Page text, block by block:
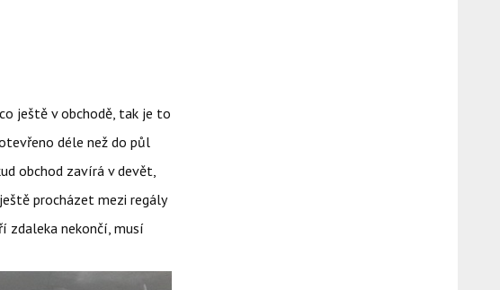
ještě v obchodě, tak je to
déle než do půl
obchod zavírá v devět,
procházet mezi regály
zdaleka nekončí, musí